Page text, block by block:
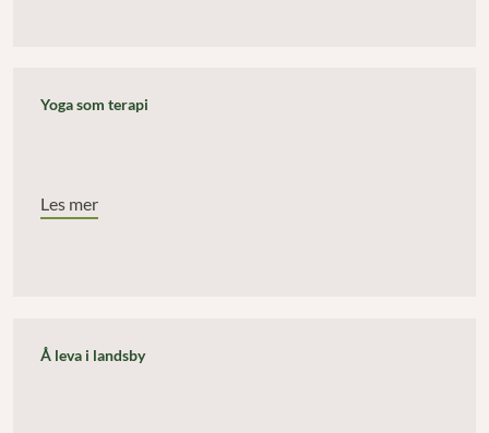
Yoga som terapi
Les mer
Å leva i landsby